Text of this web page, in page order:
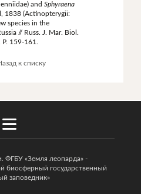
and Sphyraena
1838 (Actinopterygii:
species in the
// Russ. J. Mar. Biol.
159-161.
к списку
ФГБУ «Земля леопарда» -
биосферный государственный
заповедник»